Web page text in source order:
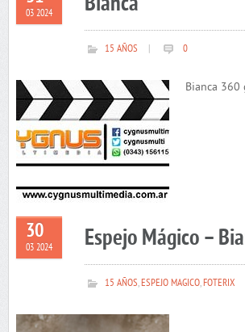
03 2024
15 AÑOS 0
Bianca 360
30
03 2024 Espejo Mágico –
15 AÑOS,ESPEJO MAGICO,FOTERIX